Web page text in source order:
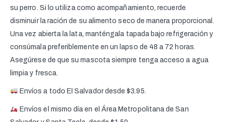
su perro. Si lo utiliza como acompañamiento, recuerde
disminuir la ración de su alimento seco de manera proporcional.
Una vez abierta la lata, manténgala tapada bajo refrigeración y
consúmala preferiblemente en un lapso de 48 a 72 horas.
Asegúrese de que su mascota siempre tenga acceso a agua
limpia y fresca.
Envíos a todo El Salvador desde $3.95.
Envíos el mismo día en el Área Metropolitana de San